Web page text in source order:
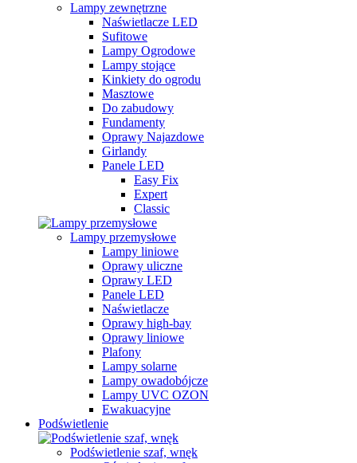
Lampy zewnętrzne
Naświetlacze LED
Sufitowe
Lampy Ogrodowe
Lampy stojące
Kinkiety do ogrodu
Masztowe
Do zabudowy
Fundamenty
Oprawy Najazdowe
Girlandy
Panele LED
Easy Fix
Expert
Classic
Lampy przemysłowe
Lampy liniowe
Oprawy uliczne
Oprawy LED
Panele LED
Naświetlacze
Oprawy high-bay
Oprawy liniowe
Plafony
Lampy solarne
Lampy owadobójcze
Lampy UVC OZON
Ewakuacyjne
Podświetlenie
Podświetlenie szaf, wnęk